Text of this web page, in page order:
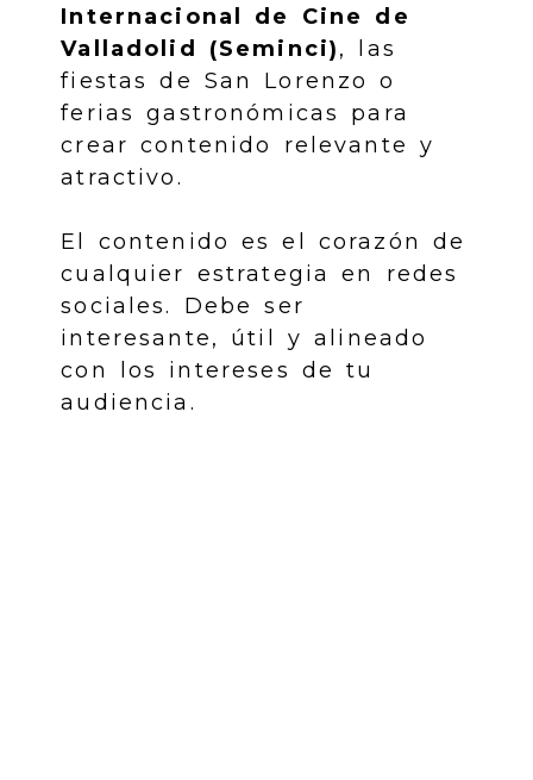
Internacional de Cine de
Valladolid (Seminci), las
fiestas de San Lorenzo o
ferias gastronómicas para
crear contenido relevante y
atractivo.
El contenido es el corazón de
cualquier estrategia en redes
sociales. Debe ser
interesante, útil y alineado
con los intereses de tu
audiencia.